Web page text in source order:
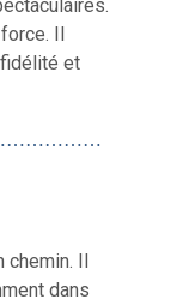
Il
fidélité et
chemin. Il
dans